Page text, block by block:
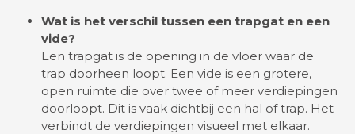
Wat is het verschil tussen een trapgat en een
vide?
Een trapgat is de opening in de vloer waar de
trap doorheen loopt. Een vide is een grotere,
open ruimte die over twee of meer verdiepingen
doorloopt. Dit is vaak dichtbij een hal of trap. Het
verbindt de verdiepingen visueel met elkaar.